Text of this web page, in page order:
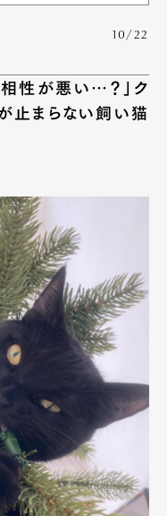
Gourmet
10/22
相性が悪い…？」ク
止まらない飼い猫